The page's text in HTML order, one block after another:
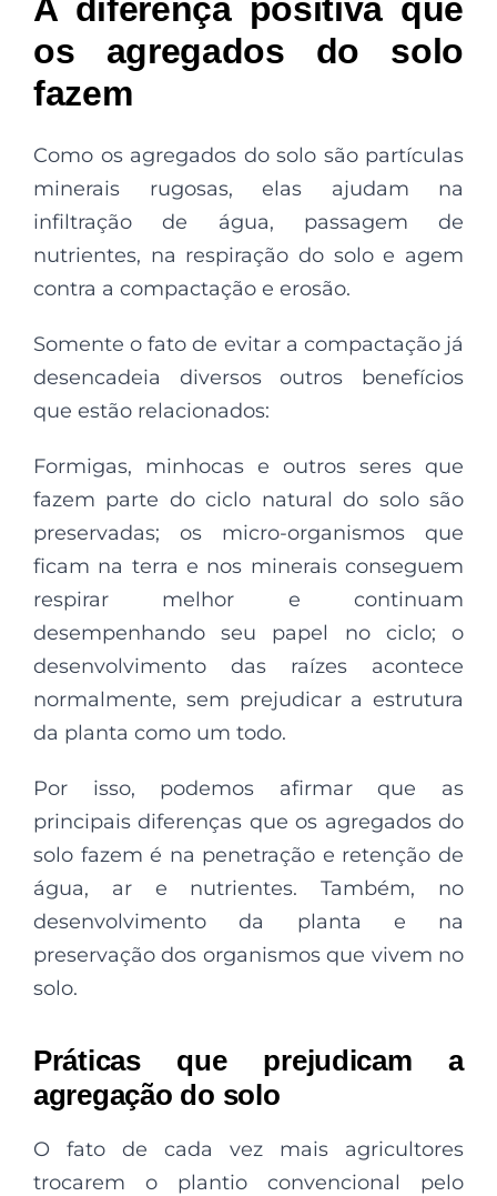
A diferença positiva que
os agregados do solo
fazem
Como os agregados do solo são partículas
minerais rugosas, elas ajudam na
infiltração de água, passagem de
nutrientes, na respiração do solo e agem
contra a compactação e erosão.
Somente o fato de evitar a compactação já
desencadeia diversos outros benefícios
que estão relacionados:
Formigas, minhocas e outros seres que
fazem parte do ciclo natural do solo são
preservadas; os micro-organismos que
ficam na terra e nos minerais conseguem
respirar melhor e continuam
desempenhando seu papel no ciclo; o
desenvolvimento das raízes acontece
normalmente, sem prejudicar a estrutura
da planta como um todo.
Por isso, podemos afirmar que as
principais diferenças que os agregados do
solo fazem é na penetração e retenção de
água, ar e nutrientes. Também, no
desenvolvimento da planta e na
preservação dos organismos que vivem no
solo.
Práticas que prejudicam a
agregação do solo
O fato de cada vez mais agricultores
trocarem o plantio convencional pelo